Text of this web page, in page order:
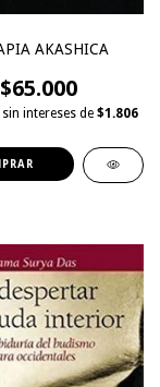
AKASHICA
$65.000
intereses de $1.806